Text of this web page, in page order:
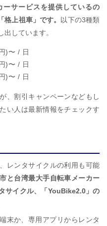
ーサービスを提供しているの
上祖車」です。 以下の3種類
しています。
)〜 / 日
)〜 / 日
)〜 / 日
、割引キャンペーンなどもし
い人は最新情報をチェックす
レンタサイクルの利用も可能
と台湾最大手自転車メーカー
サイクル、「YouBike2.0」の
末か、専用アプリからレンタ